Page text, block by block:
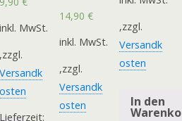
inkl. MwSt.
,zzgl.
Versandk
osten
Lieferzeit:
14,90 €
inkl. MwSt.
,zzgl.
Versandk
osten
,zzgl.
Versandk
osten
In den